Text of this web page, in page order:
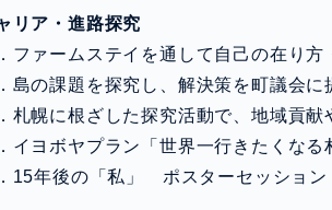
リア・進路探究
ファームステイを通して自己の在り方
島の課題を探究し、解決策を町議会に
札幌に根ざした探究活動で、地域貢
イヨボヤプラン「世界一行きたくな
15年後の「私」 ポスターセッション